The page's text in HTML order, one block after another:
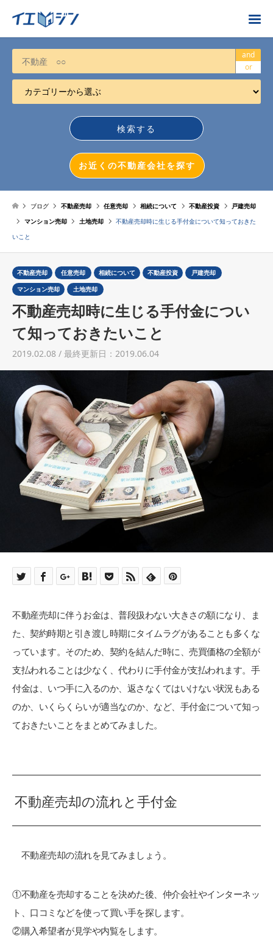
お近くの不動産会社を探す
カテゴリーから選ぶ
不動産売却
不動産投資
土地売却
税金について
イエジンくんの紹介
運営会社
利用規約について
掲載受付窓口はこちら
and
or
お近くの不動産会社を探す
ブログ 不動産売却 任意売却 相続について 不動産投資
戸建売却
マンション売却
土地売却
不動産売却時に生じる手付金について知っておきた
いこと
不動産売却 任意売却 相続について 不動産投資
戸建売却
マンション売却
土地売却
不動産売却時に生じる手付金につい
て知っておきたいこと
2019.02.08 / 最終更新日：2019.06.04
不動産売却に伴うお金は、普段扱わない大きさの額になり、ま
た、契約時期と引き渡し時期にタイムラグがあることも多くな
っています。そのため、契約を結んだ時に、売買価格の全額が
支払われることは少なく、代わりに手付金が支払われます。手
付金は、いつ手に入るのか、返さなくてはいけない状況もある
のか、いくらくらいが適当なのか、など、手付金について知っ
ておきたいことをまとめてみました。
不動産売却の流れと手付金
不動産売却の流れを見てみましょう。
①不動産を売却することを決めた後、仲介会社やインターネッ
ト、口コミなどを使って買い手を探します。
②購入希望者が見学や内覧をします。